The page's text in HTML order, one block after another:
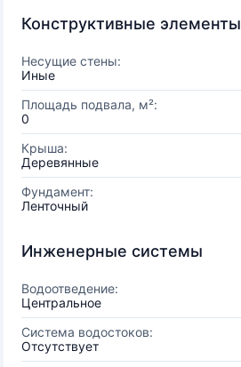
Конструктивные элементы
Несущие стены:
Иные
Площадь подвала, м²:
0
Крыша:
Деревянные
Фундамент:
Ленточный
Инженерные системы
Водоотведение:
Центральное
Система водостоков:
Отсутствует